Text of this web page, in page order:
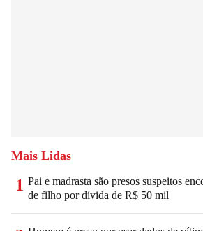
Mais Lidas
1 Pai e madrasta são presos suspeitos
de filho por dívida de R$ 50 mil